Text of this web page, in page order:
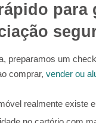
para
preparamos um
comprar, vender ou
realmente existe